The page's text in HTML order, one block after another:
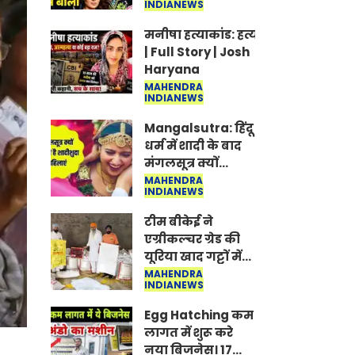
Jantar-Mantar |
CJP protest
INDIANEWS
मनीषा हत्याकांड: हत्या, आत्महत्या या
| Full Story | Josh
Haryana
MAHENDRA
INDIANEWS
Mangalsutra: हिंदू
धर्म में शादी के बाद
मंगलसूत्र क्यों
पहनती है महिलाएं,
किसने शुरु की ये
परंपरा
MAHENDRA
INDIANEWS
टीम बीकेई ने
एग्रीकल्चर ग्रेड की
यूरिया खाद गट्टों में
बदलकर टेक्निकल
ग्रेड में बेचने वालों पर
करवाई कार्रवाई:
लखविंदर सिंह
औलख
MAHENDRA
INDIANEWS
Egg Hatching कम
लागत में शुरू करे
नया बिजनेस। 17